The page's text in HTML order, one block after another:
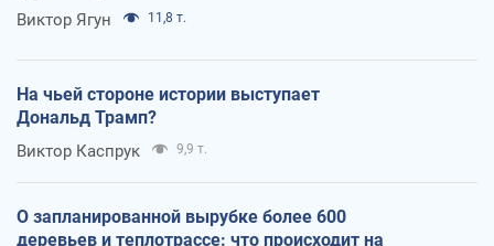
Виктор Ягун 11,8 т.
На чьей стороне истории выступает
Дональд Трамп?
Виктор Каспрук 9,9 т.
О запланированной вырубке более 600
деревьев и теплотрассе: что происходит на